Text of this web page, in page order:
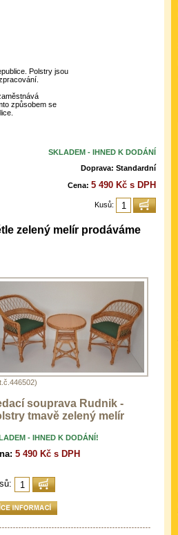
Polstry jsou
způsobem se
SKLADEM - IHNED K DODÁNÍ
Doprava: Standardní
Cena: 5 490 Kč s DPH
Kusů:
zelený melír prodáváme
souprava Rudnik -
tmavě zelený melír
- IHNED K DODÁNÍ!
5 490 Kč s DPH